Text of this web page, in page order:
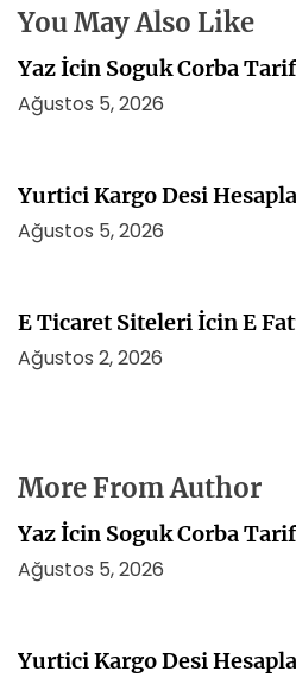
You May Also Like
Yaz İcin Soguk Corba
Ağustos 5, 2026
Yurtici Kargo Desi
Ağustos 5, 2026
E Ticaret Siteleri İcin E
Ağustos 2, 2026
More From Author
Yaz İcin Soguk Corba
Ağustos 5, 2026
Yurtici Kargo Desi